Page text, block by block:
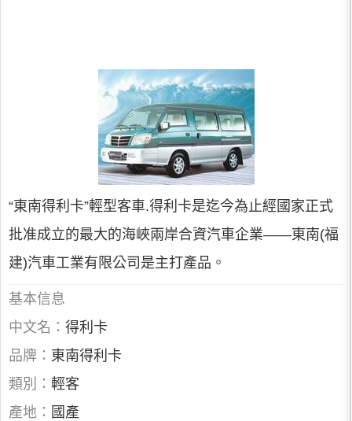
“東南得利卡”輕型客車.得利卡是迄今為止經國家正式
批准成立的最大的海峽兩岸合資汽車企業——東南(福
建)汽車工業有限公司是主打產品。
基本信息
中文名： 得利卡
品牌： 東南得利卡
類別： 輕客
產地： 國產